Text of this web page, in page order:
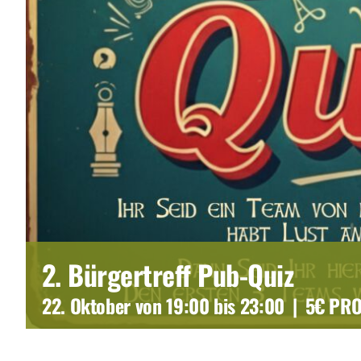
2. Bürgertreff Pub-Quiz
22. Oktober von 19:00bis23:00 | 5€